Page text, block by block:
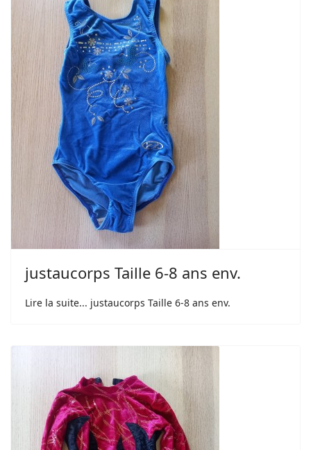
justaucorps Taille 6-8 ans env.